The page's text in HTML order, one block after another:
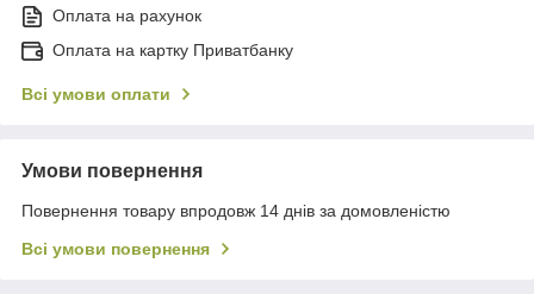
Оплата на рахунок
Оплата на картку Приватбанку
Всі умови оплати
Умови повернення
Повернення товару впродовж 14 днів за домовленістю
Всі умови повернення